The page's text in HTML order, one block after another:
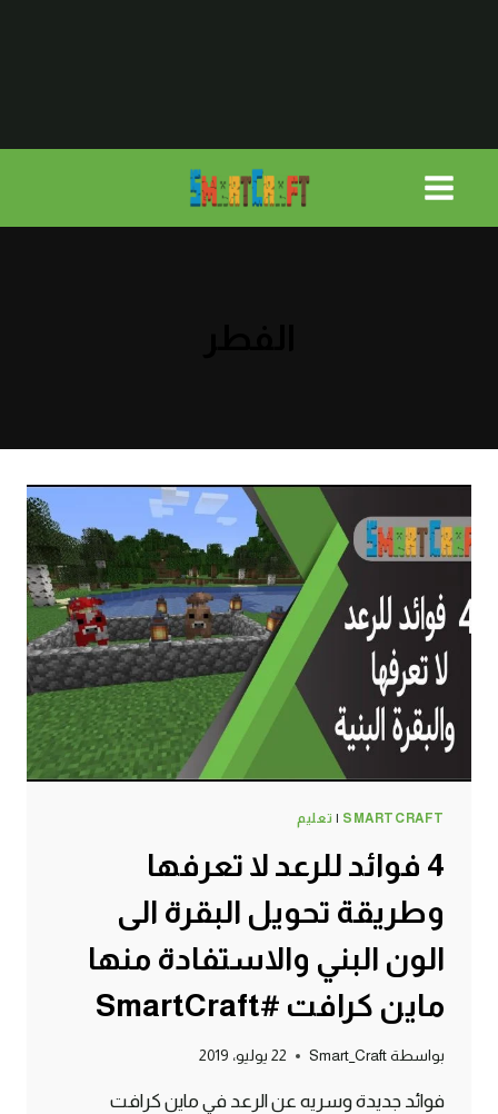
SMARTCRAFT
| تعليم
4 فوائد للرعد لا تعرفها
وطريقة تحويل البقرة الى
الون البني والاستفادة منها
ماين كرافت #SmartCraft
بواسطة Smart_Craft 22 يوليو، 2019
فوائد جديدة وسريه عن الرعد في ماين كرافت